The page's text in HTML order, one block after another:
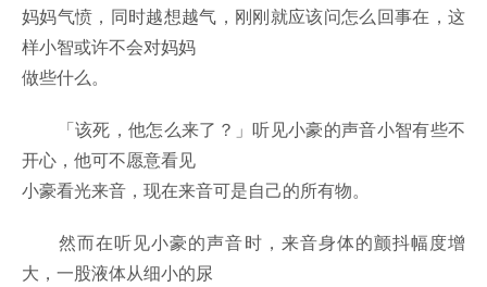
妈妈气愤，同时越想越气，刚刚就应该问怎么回事在，这
样小智或许不会对妈妈
做些什么。
「该死，他怎么来了？」听见小豪的声音小智有些不
开心，他可不愿意看见
小豪看光来音，现在来音可是自己的所有物。
然而在听见小豪的声音时，来音身体的颤抖幅度增
大，一股液体从细小的尿